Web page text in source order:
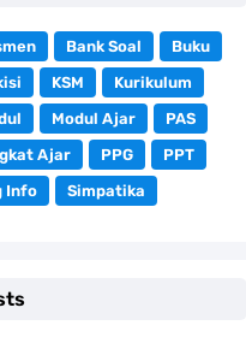
Bank Soal
Buku
KSM
Kurikulum
Modul Ajar
PAS
Ajar PPG
PPT
Info Simpatika